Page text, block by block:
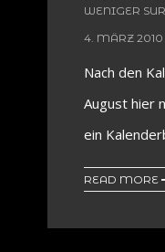
WENIGER
4. MÄRZ 2010
Nach den
August hier
ein
READ MORE